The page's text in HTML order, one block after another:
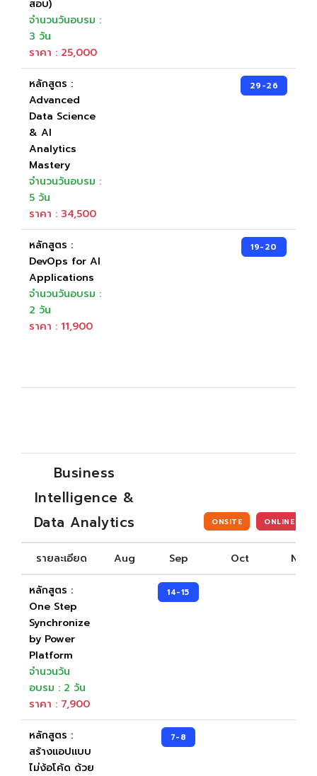
สอบ)
จำนวนวันอบรม :
3 วัน
ราคา : 25,000
หลักสูตร :
Advanced
Data Science
& AI
Analytics
Mastery
จำนวนวันอบรม :
5 วัน
ราคา : 34,500
29-26
หลักสูตร :
DevOps for AI
Applications
จำนวนวันอบรม :
2 วัน
ราคา : 11,900
19-20
Business
Intelligence &
Data Analytics
ONSITE ONLINE
รายละเอียด Aug Sep Oct Nov
หลักสูตร :
One Step
Synchronize
by Power
Platform
จำนวนวัน
อบรม : 2 วัน
ราคา : 7,900
14-15
หลักสูตร :
สร้างแอปแบบ
ไม่ง้อโค้ด ด้วย
7-8